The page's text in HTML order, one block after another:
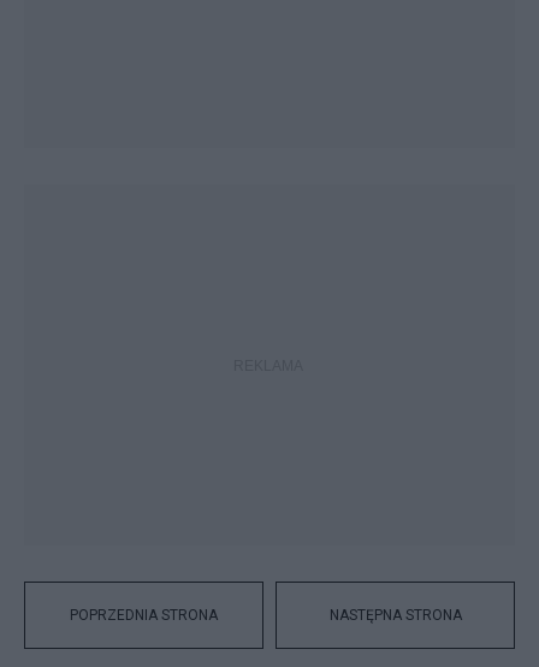
POPRZEDNIA STRONA NASTĘPNA STRONA